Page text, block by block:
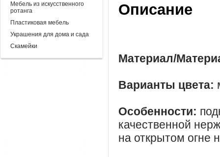
Мебель из искусственного
ротанга
Пластиковая мебель
Украшения для дома и сада
Скамейки
Описание
Материал/
Варианты цвета:
Особенности:
качественной
на открытом огне